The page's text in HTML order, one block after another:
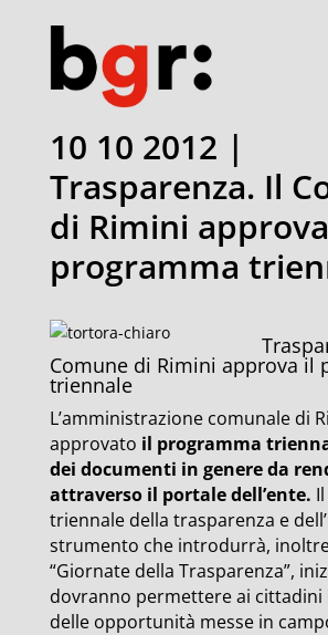
10 10 2012 |
Trasparenza. Il
di Rimini
programma
Comune di Rimini approva il
triennale
L’amministrazione comunale di
approvato il programma
dei documenti in genere da
attraverso il portale dell’ente.
triennale della trasparenza e
strumento che introdurrà,
“Giornate della Trasparenza”,
dovranno permettere ai cittadini
delle opportunità messe in